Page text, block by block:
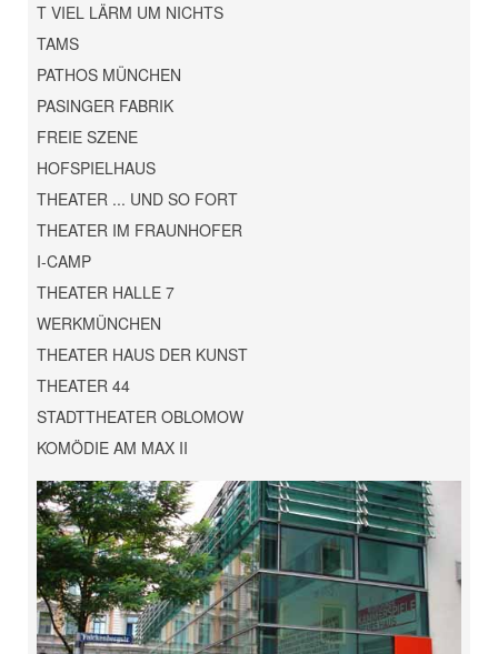
T VIEL LÄRM UM NICHTS
TAMS
PATHOS MÜNCHEN
PASINGER FABRIK
FREIE SZENE
HOFSPIELHAUS
THEATER ... UND SO FORT
THEATER IM FRAUNHOFER
I-CAMP
THEATER HALLE 7
WERKMÜNCHEN
THEATER HAUS DER KUNST
THEATER 44
STADTTHEATER OBLOMOW
KOMÖDIE AM MAX II